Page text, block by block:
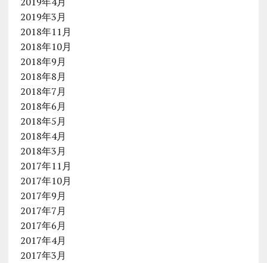
2019年3月
2018年11月
2018年10月
2018年9月
2018年8月
2018年7月
2018年6月
2018年5月
2018年4月
2018年3月
2017年11月
2017年10月
2017年9月
2017年7月
2017年6月
2017年4月
2017年3月